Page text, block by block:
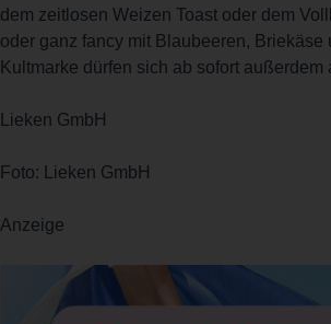
dem zeitlosen Weizen Toast oder dem
oder ganz fancy mit Blaubeeren,
Kultmarke dürfen sich ab sofort
Lieken GmbH
Foto: Lieken GmbH
Anzeige